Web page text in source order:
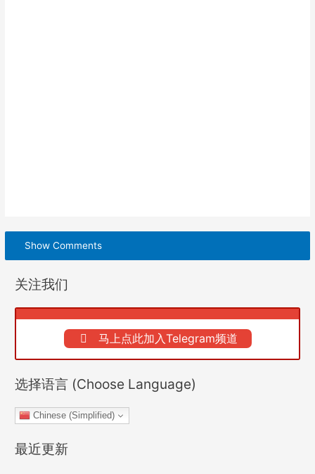
Show Comments
关注我们
马上点此加入Telegram频道
选择语言 (Choose Language)
Chinese (Simplified)
最近更新